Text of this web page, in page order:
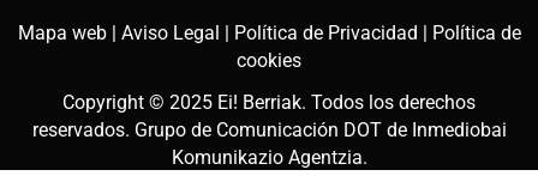
Mapa web | Aviso Legal | Política de Privacidad | Política de
cookies
Copyright © 2025 Ei! Berriak. Todos los derechos
reservados. Grupo de Comunicación DOT de Inmediobai
Komunikazio Agentzia.